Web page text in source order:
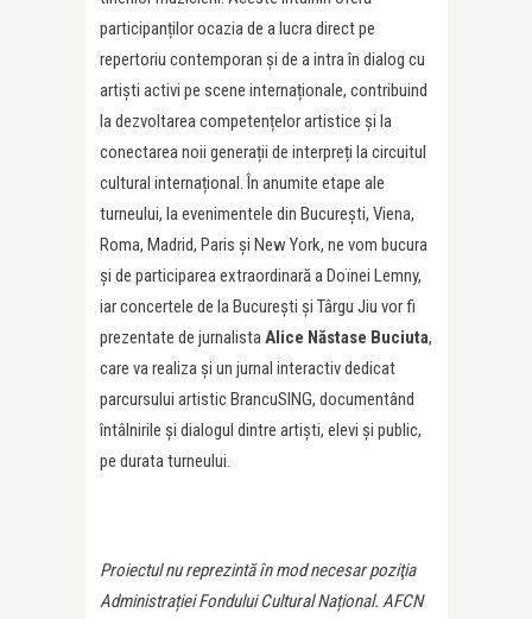
participanților ocazia de a lucra direct pe
repertoriu contemporan și de a intra în dialog cu
artiști activi pe scene internaționale, contribuind
la dezvoltarea competențelor artistice și la
conectarea noii generații de interpreți la circuitul
cultural internațional. În anumite etape ale
turneului, la evenimentele din București, Viena,
Roma, Madrid, Paris și New York, ne vom bucura
și de participarea extraordinară a Doïnei Lemny,
iar concertele de la București și Târgu Jiu vor fi
prezentate de jurnalistaAlice Năstase Buciuta,
care va realiza și un jurnal interactiv dedicat
parcursului artistic BrancuSING, documentând
întâlnirile și dialogul dintre artiști, elevi și public,
pe durata turneului.
Proiectul nu reprezintă în mod necesar poziţia
Administrației Fondului Cultural Național. AFCN